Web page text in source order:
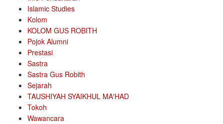
Islamic Studies
Kolom
KOLOM GUS ROBITH
Pojok Alumni
Prestasi
Sastra
Sastra Gus Robith
Sejarah
TAUSHIYAH SYAIKHUL MA'HAD
Tokoh
Wawancara